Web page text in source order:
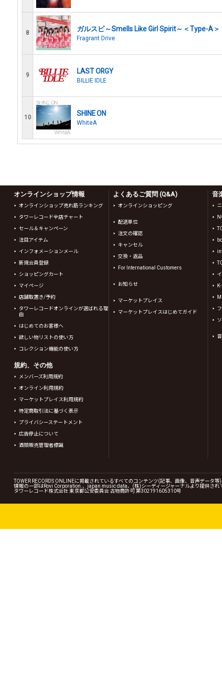
8 ガルスピ～Smells Like Girl Spirit～＜Type-A＞
Fragrant Drive
9 LAST ORGY
BILLIE IDLE
10 SHINE ON
WhiteA
オンラインショップ情報
オンラインショップ売れ筋ランキング
タワーレコード全店チャート
セール＆キャンペーン
注目アイテム
インフォメーションメール
新規会員登録
ショッピングカート
マイページ
店舗取置き/予約
タワーレコードオンラインが選ばれる理
由
はじめてのお客様へ
欲しい物リストの使い方
コレクション機能の使い方
規約、その他
メンバーズ利用規約
オンライン利用規約
マーケットプレイス利用規約
特定商取引法に基づく表示
プライバシーステートメント
広告停止について
酒類販売管理者標識
よくあるご質問 (Q&A)
オンラインショッピング
配送単位
注文の確認
キャンセル
交換・返品
For International Customers
お知らせ
マーケットプレイス
マーケットプレイスはじめてガイド
音
TOWER RECORDS ONLINEに掲載されているすべてのコンテンツ(記事、画像、音声データ
情報の一部はRovi Corporation.、japan music data、(株)シーディージャーナルより提供され
タワーレコード株式会社 東京都公安委員会 古物商許可 第302191605310号